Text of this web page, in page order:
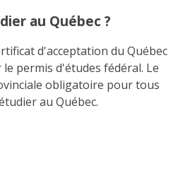
au Québec ?
d'acceptation du Québec
le permis d'études fédéral. Le
obligatoire pour tous
au Québec.